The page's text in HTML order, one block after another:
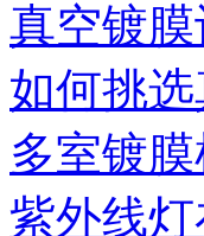
真空镀
如何挑
多室镀
紫外线